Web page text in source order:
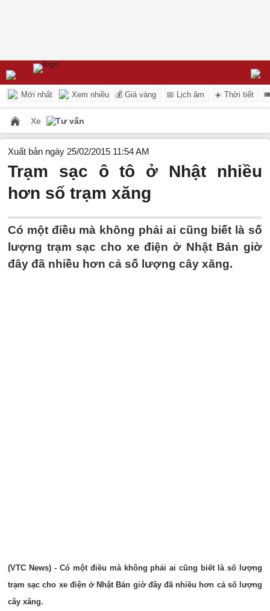
Mới nhất Xem nhiều 💰 Giá vàng 📅 Lịch âm ☀️ Thời tiết
Xe Tư vấn
Xuất bản ngày 25/02/2015 11:54 AM
Trạm sạc ô tô ở Nhật nhiều
hơn số trạm xăng
Có một điều mà không phải ai cũng biết là số
lượng trạm sạc cho xe điện ở Nhật Bản giờ
đây đã nhiều hơn cả số lượng cây xăng.
(VTC News) - Có một điều mà không phải ai cũng biết là số lượng
trạm sạc cho xe điện ở Nhật Bản giờ đây đã nhiều hơn cả số lượng
cây xăng.